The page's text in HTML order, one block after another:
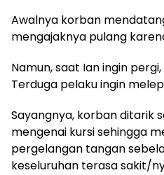
Awalnya korban
mengajaknya pulang
Namun, saat Ian ingin
Terduga pelaku ingin
Sayangnya, korban ditarik
mengenai kursi sehingga
pergelangan tangan
keseluruhan terasa sakit/